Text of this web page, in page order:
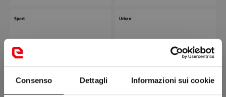
Consenso Dettagli Informazioni sui cookie
Sport Urban